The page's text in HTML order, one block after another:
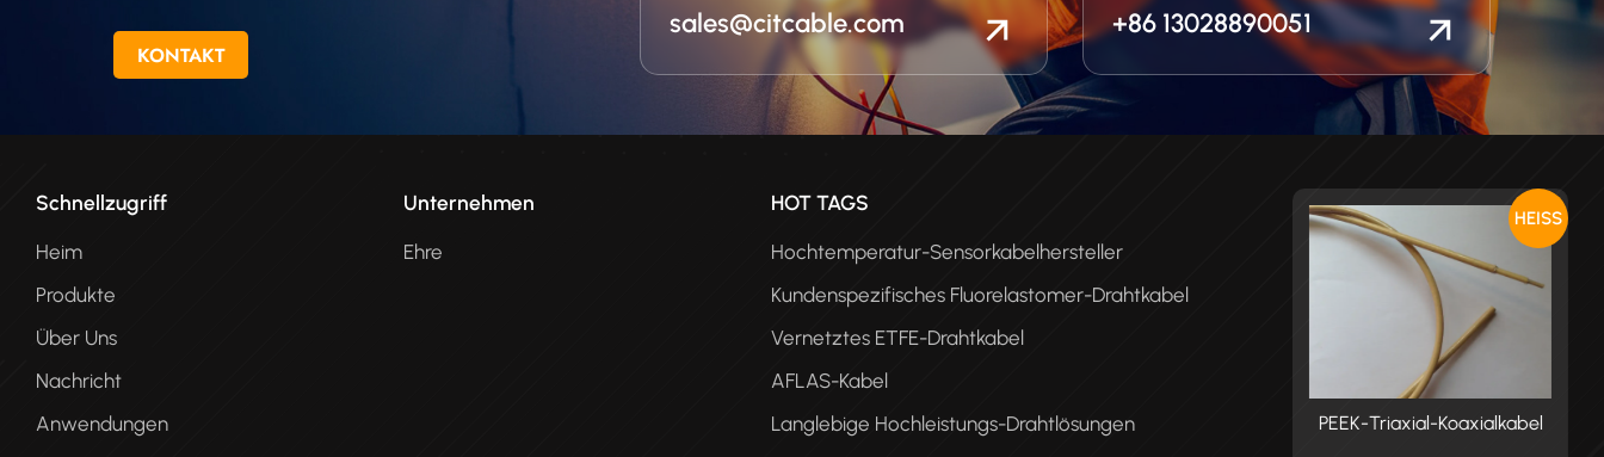
KONTAKT
sales@citcable.com +86 13028890051
Schnellzugriff
Heim
Produkte
Über Uns
Nachricht
Anwendungen
Unternehmen
Ehre
HOT TAGS
Hochtemperatur-Sensorkabelhersteller
Kundenspezifisches Fluorelastomer-Drahtkabel
Vernetztes ETFE-Drahtkabel
AFLAS-Kabel
Langlebige Hochleistungs-Drahtlösungen
HEISS
PEEK-Triaxial-Koaxialkabel PEEK-Triaxial-Koaxialkabel